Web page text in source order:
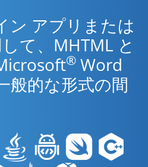
ン アプリまたは
て、MHTML と
® Word
般的な形式の間